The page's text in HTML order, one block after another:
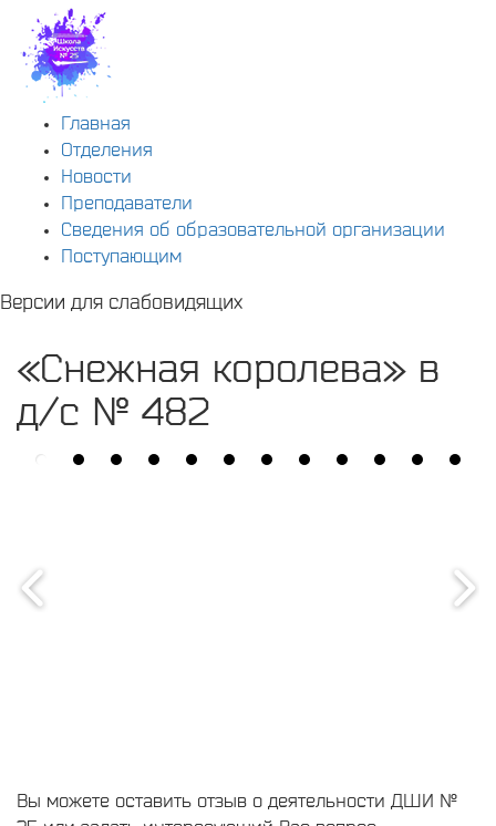
Главная
Отделения
Новости
Преподаватели
Сведения об образовательной организации
Поступающим
Версии для слабовидящих
«Снежная королева» в
д/с № 482
Вы можете оставить отзыв о деятельности ДШИ №